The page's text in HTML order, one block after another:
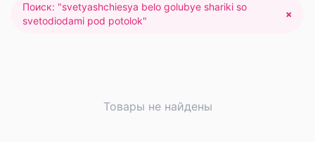
Поиск: "svetyashchiesya belo golubye shariki so
svetodiodami pod potolok"
×
Товары не найдены